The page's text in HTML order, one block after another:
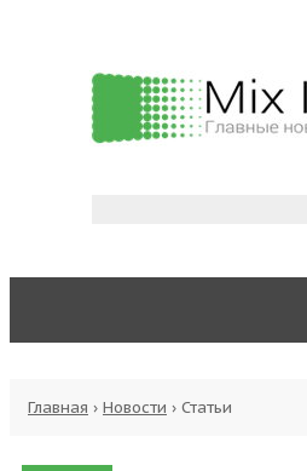
Главная › Новости › Статьи